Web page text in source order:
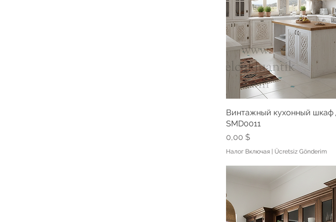
Винтажный кухонный шкаф
SMD0011
Цена
0,00 $
Налог Включая| Ücretsiz Gönderim